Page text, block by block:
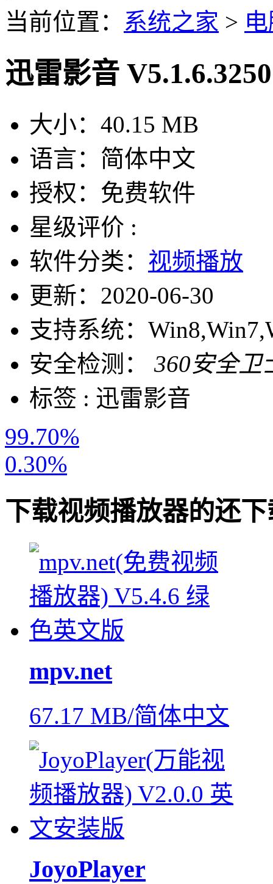
当前位置： 系统之家 >
迅雷影音
大小： 40.15 MB
语言： 简体中文
授权： 免费软件
星级评价 :
软件分类： 视频播放
更新： 2020-06-30
支持系统：
安全检测：
360安全卫
标签 : 迅雷影音
99.70%
0.30%
下载视频播放器的还
mpv.net
67.17 MB/简体中文
JoyoPlayer